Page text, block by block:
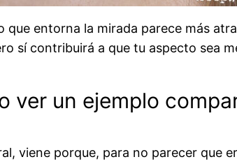
entorna la mirada parece más
sí contribuirá a que tu aspecto sea
ver un ejemplo
viene porque, para no parecer que